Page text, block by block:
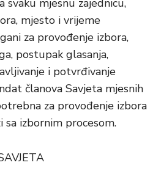
svaku mjesnu zajednicu,
mjesto i vrijeme
za provođenje izbora,
postupak glasanja,
i potvrđivanje
članova Savjeta mjesnih
za provođenje izbora
izbornim procesom.